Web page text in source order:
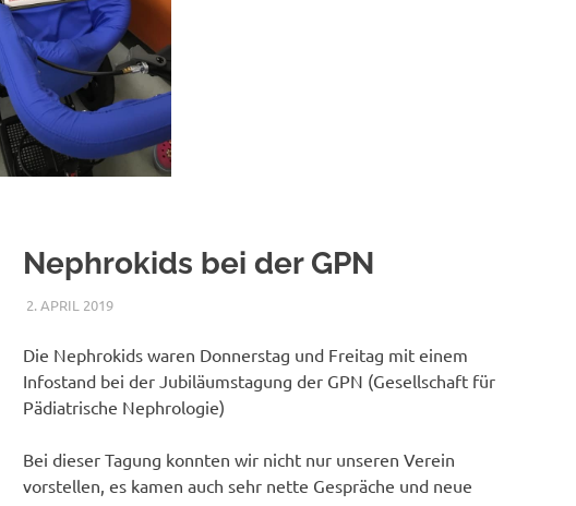
Nephrokids bei der GPN
2. APRIL 2019NICOLE.BETH
ALLGEMEIN
Die Nephrokids waren Donnerstag und Freitag mit einem
Infostand bei der Jubiläumstagung der GPN (Gesellschaft für
Pädiatrische Nephrologie)
Bei dieser Tagung konnten wir nicht nur unseren Verein
vorstellen, es kamen auch sehr nette Gespräche und neue